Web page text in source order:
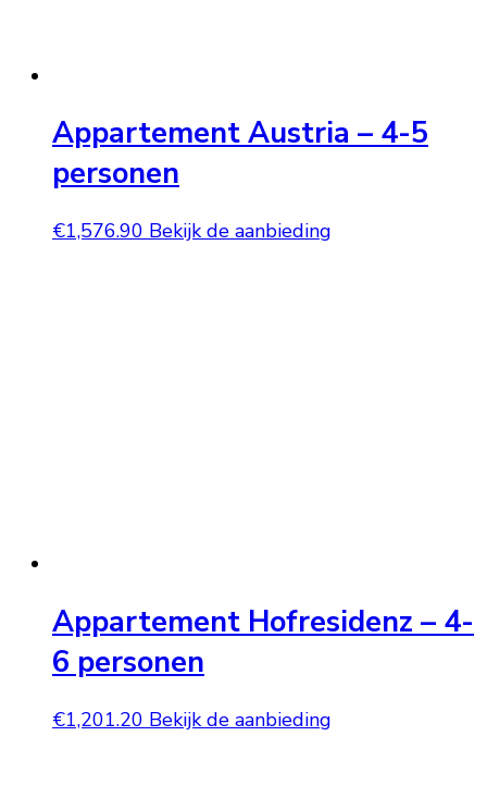
Appartement Austria – 4-5
personen
€1,576.90 Bekijk de aanbieding
Appartement Hofresidenz – 4-
6 personen
€1,201.20 Bekijk de aanbieding